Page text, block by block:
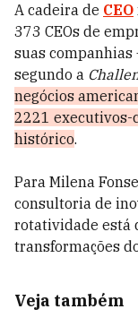
A cadeira de CEO
373 CEOs de
suas
segundo a
negócios
2221 executivos-
histórico.
Para Milena
consultoria de
rotatividade está
transformações
Veja também